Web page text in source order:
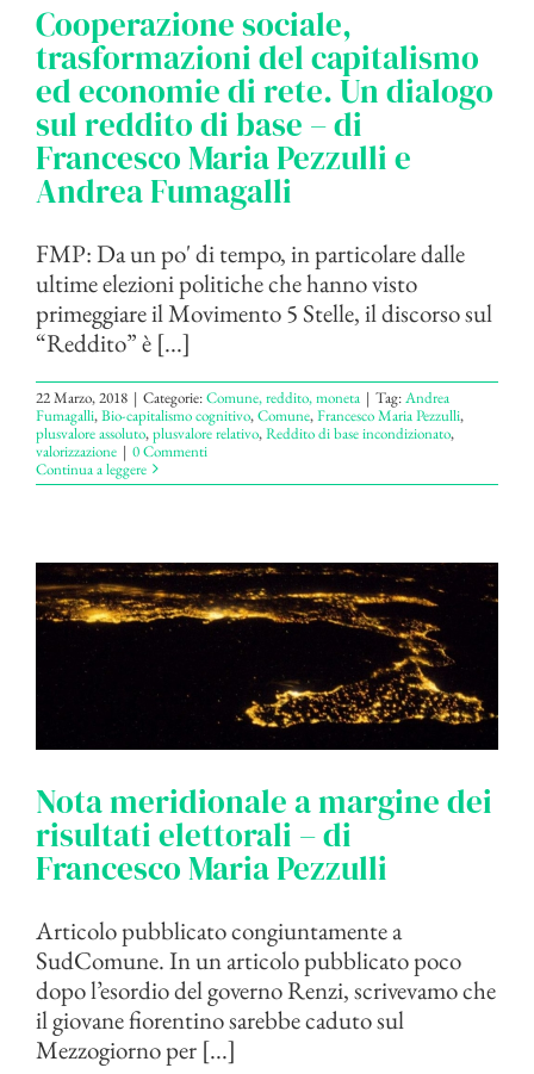
Cooperazione sociale,
trasformazioni del capitalismo
ed economie di rete. Un dialogo
sul reddito di base – di
Francesco Maria Pezzulli e
Andrea Fumagalli
FMP: Da un po' di tempo, in particolare dalle
ultime elezioni politiche che hanno visto
primeggiare il Movimento 5 Stelle, il discorso sul
“Reddito” è [...]
22 Marzo, 2018 | Categorie:Comune, reddito, moneta | Tag:Andrea
Fumagalli,Bio-capitalismo cognitivo,Comune,Francesco Maria Pezzulli,
plusvalore assoluto,plusvalore relativo,Reddito di base incondizionato,
valorizzazione | 0 Commenti
Continua a leggere
Nota meridionale a margine dei
risultati elettorali – di
Francesco Maria Pezzulli
Articolo pubblicato congiuntamente a
SudComune. In un articolo pubblicato poco
dopo l’esordio del governo Renzi, scrivevamo che
il giovane fiorentino sarebbe caduto sul
Mezzogiorno per [...]